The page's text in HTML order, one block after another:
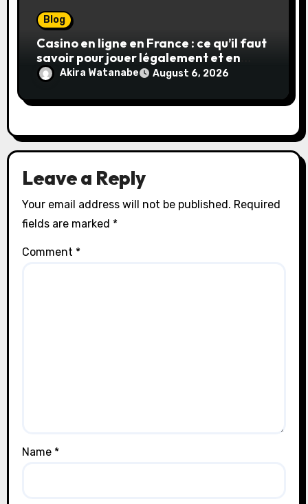
Blog
Casino en ligne en France : ce qu’il faut
savoir pour jouer légalement et en
toute sécurité
Akira Watanabe August 6, 2026
Leave a Reply
Your email address will not be published. Required
fields are marked *
Comment *
Name *